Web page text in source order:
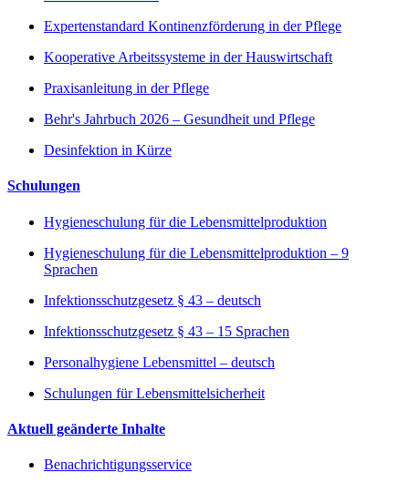
Expertenstandard Kontinenzförderung in der Pflege
Kooperative Arbeitssysteme in der Hauswirtschaft
Praxisanleitung in der Pflege
Behr's Jahrbuch 2026 – Gesundheit und Pflege
Desinfektion in Kürze
Schulungen
Hygieneschulung für die Lebensmittelproduktion
Hygieneschulung für die Lebensmittelproduktion – 9
Sprachen
Infektionsschutzgesetz § 43 – deutsch
Infektionsschutzgesetz § 43 – 15 Sprachen
Personalhygiene Lebensmittel – deutsch
Schulungen für Lebensmittelsicherheit
Aktuell geänderte Inhalte
Benachrichtigungsservice